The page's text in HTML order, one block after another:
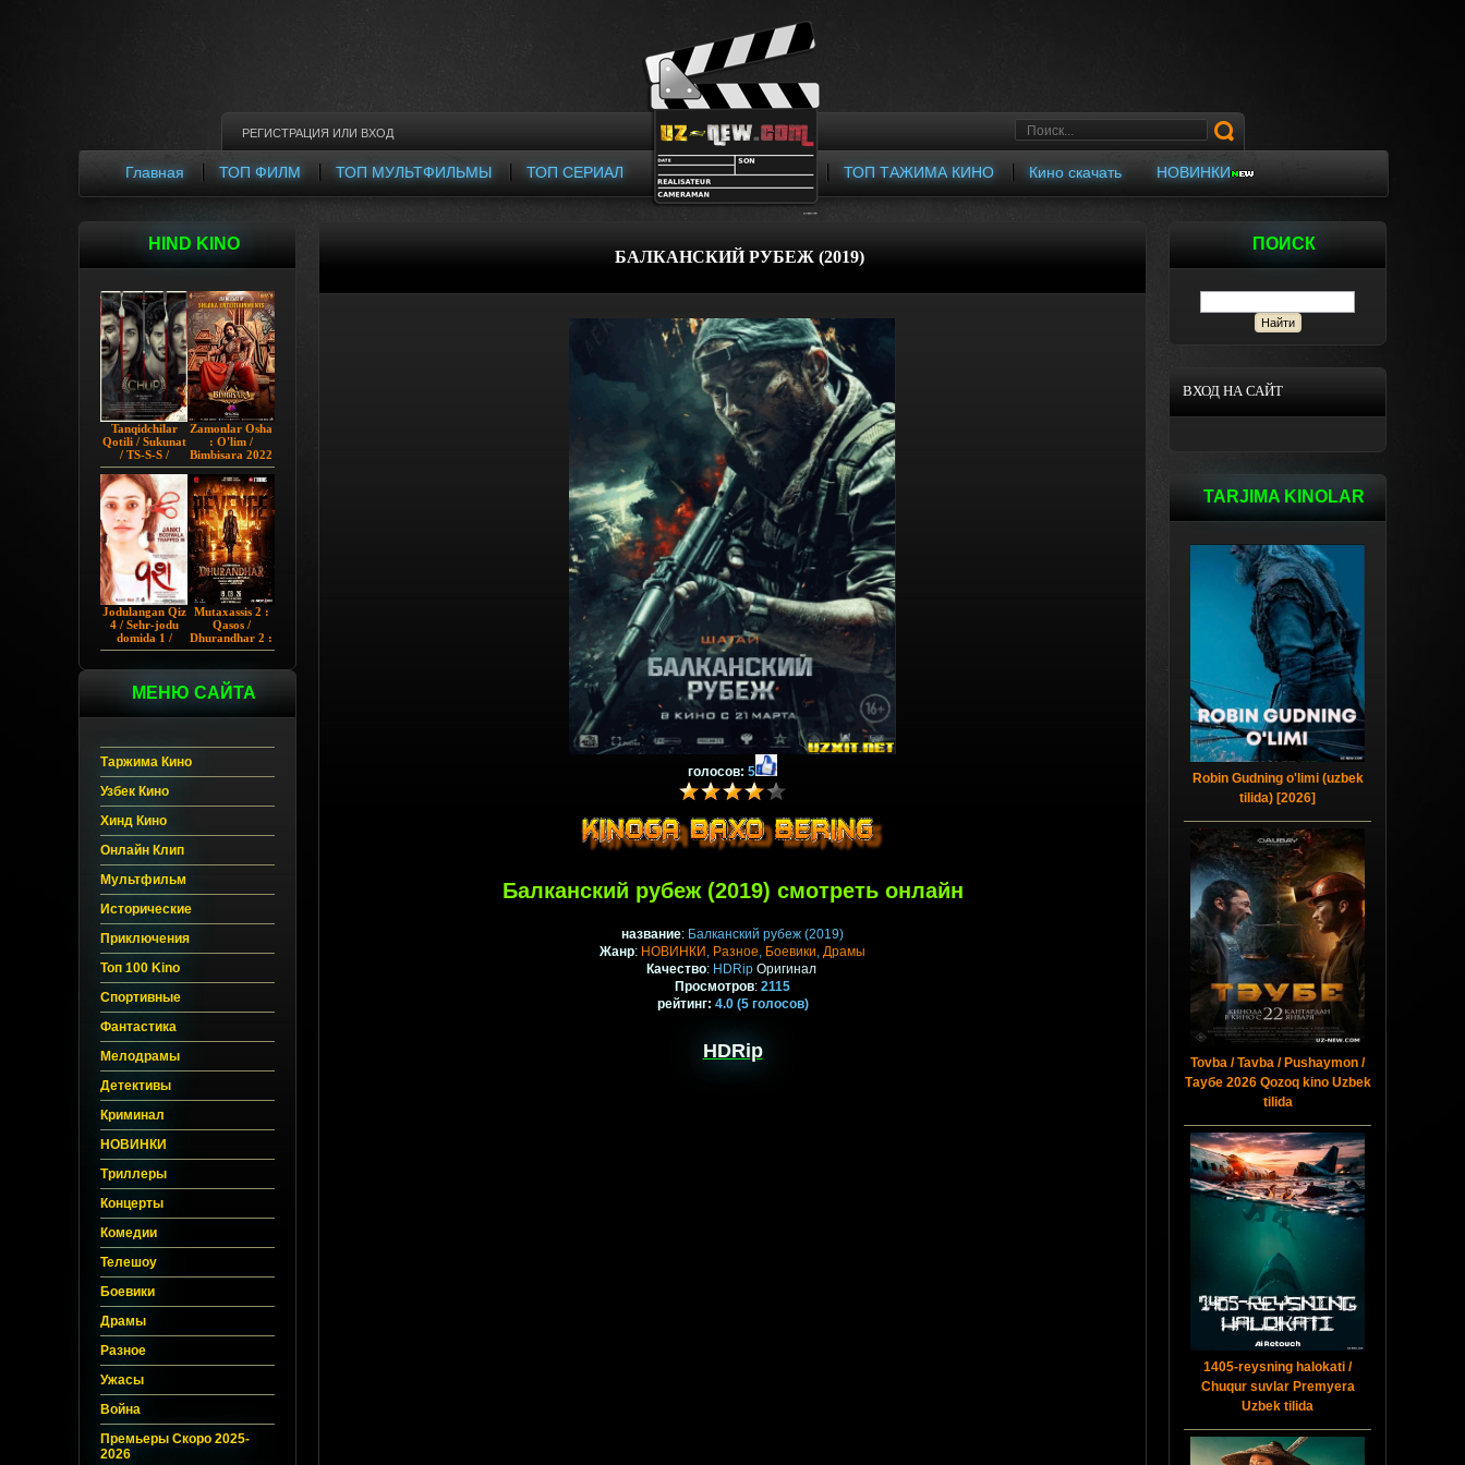
РЕГИСТРАЦИЯ ИЛИ ВХОД
ТОП СЕРИАЛ
ТОП МУЛЬТФИЛЬМЫ
ТОП ФИЛМ
Главная ТОП ТАЖИМА КИНО Кино скачать НОВИНКИ
HIND KINO
Tanqidchilar
Qotili / Sukunat
/ TS-S-S /
Jimjitlik
Ortidagi Sir /
Chup 2022 HD
Hind kino
Zamonlar Osha
: O'lim /
Bimbisara 2022
Hind kino
Uzbek tilida
Jodulangan Qiz
4 / Sehr-jodu
domida 1 /
Egallangan 1 /
Hind kino
Uzbek tilida
Mutaxassis 2 :
Qasos /
Dhurandhar 2 :
Intiqom 2026
МЕНЮ САЙТА
Таржима Кино
Узбек Кино
Хинд Кино
Онлайн Клип
Мультфильм
Исторические
Приключения
Топ 100 Kino
Спортивные
Фантастика
Мелодрамы
Детективы
Криминал
НОВИНКИ
Триллеры
Концерты
Комедии
Телешоу
Боевики
Драмы
Разное
Ужасы
Война
Премьеры Скоро 2025-
2026
ПОИСК
ВХОД НА САЙТ
TARJIMA KINOLAR
Robin Gudning o'limi (uzbek
tilida) [2026]
Tovba / Tavba / Pushaymon /
Таубе 2026 Qozoq kino Uzbek
tilida
1405-reysning halokati /
Chuqur suvlar Premyera
Uzbek tilida
БАЛКАНСКИЙ РУБЕЖ (2019)
голосов: 5
Балканский рубеж (2019) смотреть онлайн
название: Балканский рубеж (2019)
Жанр: НОВИНКИ , Разное, Боевики, Драмы
Качество: HDRipОригинал
Просмотров: 2115
рейтинг: 4.0 (5голосов)
HDRip